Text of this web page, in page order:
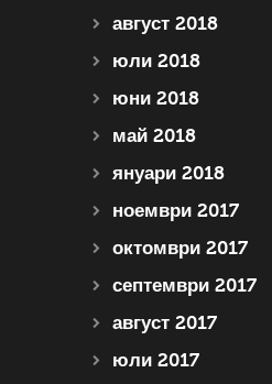
август 2018
юли 2018
юни 2018
май 2018
януари 2018
ноември 2017
октомври 2017
септември 2017
август 2017
юли 2017